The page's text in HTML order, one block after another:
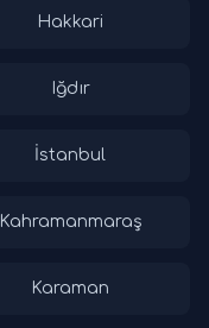
Hakkari
Iğdır
İstanbul
Kahramanmaraş
Karaman